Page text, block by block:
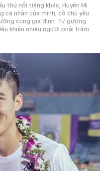
thủ nổi tiếng khác, Huyền Mi
cá nhân của mình, cô chủ yếu
cùng gia đình. Từ gương
khiến nhiều người phải trầm